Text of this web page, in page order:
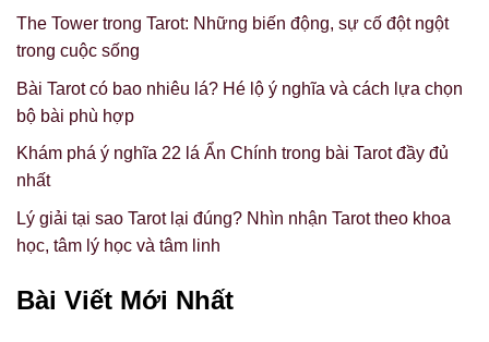
The Tower trong Tarot: Những biến động, sự cố đột ngột
trong cuộc sống
Bài Tarot có bao nhiêu lá? Hé lộ ý nghĩa và cách lựa chọn
bộ bài phù hợp
Khám phá ý nghĩa 22 lá Ẩn Chính trong bài Tarot đầy đủ
nhất
Lý giải tại sao Tarot lại đúng? Nhìn nhận Tarot theo khoa
học, tâm lý học và tâm linh
Bài Viết Mới Nhất